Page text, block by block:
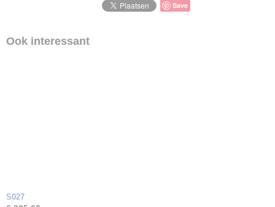
Save
Ook interessant
S027